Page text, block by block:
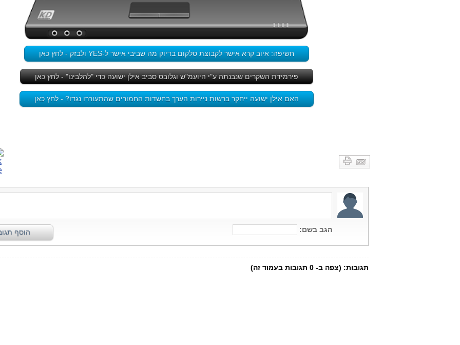
חשיפה: איוב קרא אישר לקבוצת סלקום בדיוק מה שביבי אישר ל-YES ולבזק - לחץ כאן
פירמידת השקרים שנבנתה ע"י היועמ"ש וגלובס סביב אילן ישועה כדי "להלבינו" - לחץ כאן
האם אילן ישועה ייחקר ברשות ניירות הערך בחשדות החמורים שהתעוררו נגדו? - לחץ כאן